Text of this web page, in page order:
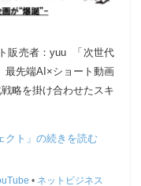
販売者：yuu 「次世代
最先端AI×ショート動画
略を掛け合わせたスキ
クト」の続きを読む
• ネットビジネス